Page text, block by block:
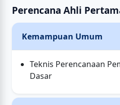
Perencana Ahli
Kemampuan Umum
Teknis Perencanaan
Dasar